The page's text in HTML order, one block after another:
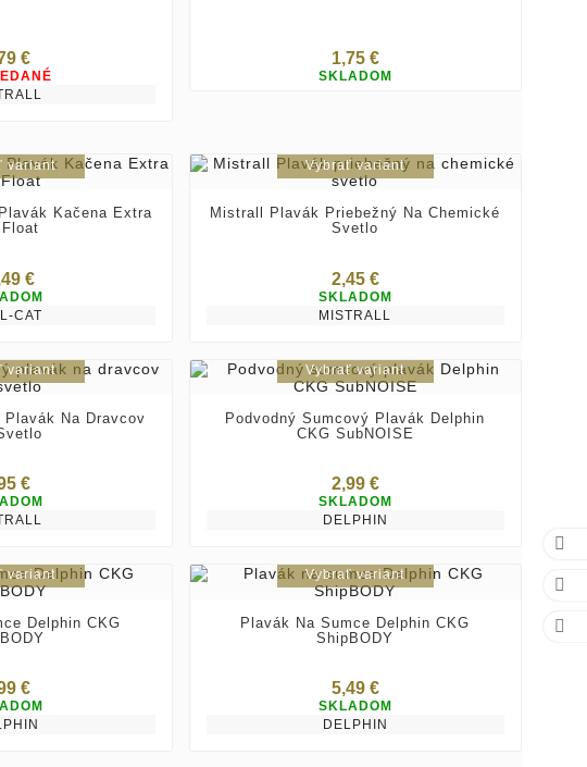
€ 1,75 €
SKLADOM
variant
Kačena Extra
€
CAT
Vybrať variant
Mistrall Plavák Priebežný Na Chemické
Svetlo
2,45 €
SKLADOM
MISTRALL
variant
Na Dravcov
€
Vybrať variant
Podvodný Sumcový Plavák Delphin
CKG SubNOISE
2,99 €
SKLADOM
DELPHIN
variant
Delphin CKG
€
Vybrať variant
Plavák Na Sumce Delphin CKG
ShipBODY
5,49 €
SKLADOM
DELPHIN


